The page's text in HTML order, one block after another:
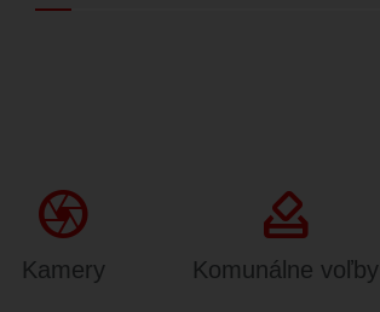
Camera
Kamery
how_to_vote
Komunálne voľby